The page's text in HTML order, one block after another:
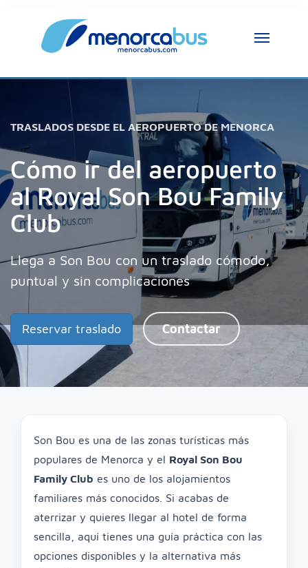
TRASLADOS DESDE EL AEROPUERTO DE MENORCA
Cómo ir del aeropuerto
al Royal Son Bou Family
Club
Llega a Son Bou con un traslado cómodo,
puntual y sin complicaciones
Reservar traslado Contactar
Son Bou es una de las zonas turísticas más
populares de Menorca y el Royal Son Bou
Family Club es uno de los alojamientos
familiares más conocidos. Si acabas de
aterrizar y quieres llegar al hotel de forma
sencilla, aquí tienes una guía práctica con las
opciones disponibles y la alternativa más